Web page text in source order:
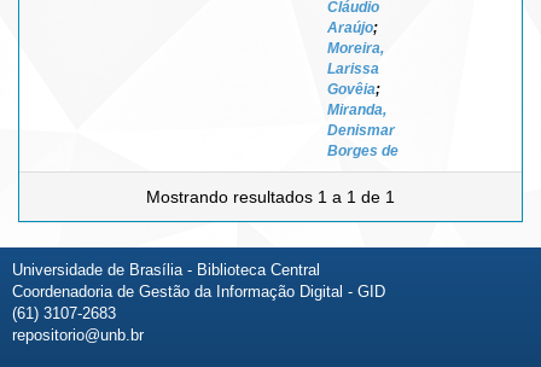
Cláudio
Araújo;
Moreira,
Larissa
Govêia;
Miranda,
Denismar
Borges de
Mostrando resultados 1 a 1 de 1
Universidade de Brasília - Biblioteca Central
Coordenadoria de Gestão da Informação Digital - GID
(61) 3107-2683
repositorio@unb.br